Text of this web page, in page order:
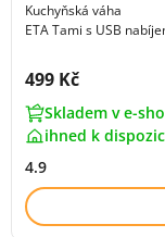
Kuchyňská váha
ETA Tami s USB
Cena s DPH:
499 Kč
Skladem v e-
ihned k
4.9